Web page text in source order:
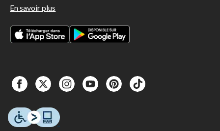
En savoir plus